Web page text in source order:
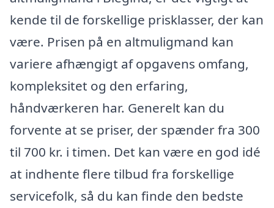
kende til de forskellige prisklasser, der kan
være. Prisen på en altmuligmand kan
variere afhængigt af opgavens omfang,
kompleksitet og den erfaring,
håndværkeren har. Generelt kan du
forvente at se priser, der spænder fra 300
til 700 kr. i timen. Det kan være en god idé
at indhente flere tilbud fra forskellige
servicefolk, så du kan finde den bedste